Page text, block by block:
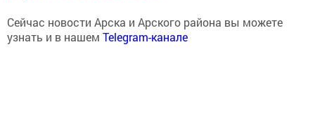
Сейчас новости Арска и Арского района вы можете
узнать и в нашем Telegram-канале